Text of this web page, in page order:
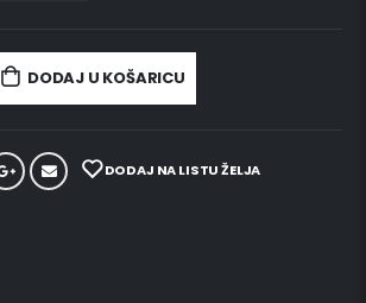
DODAJ U KOŠARICU
DODAJ NA LISTU ŽELJA